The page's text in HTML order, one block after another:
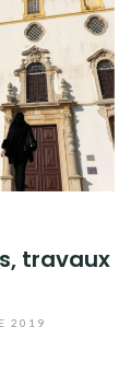
travaux
2019